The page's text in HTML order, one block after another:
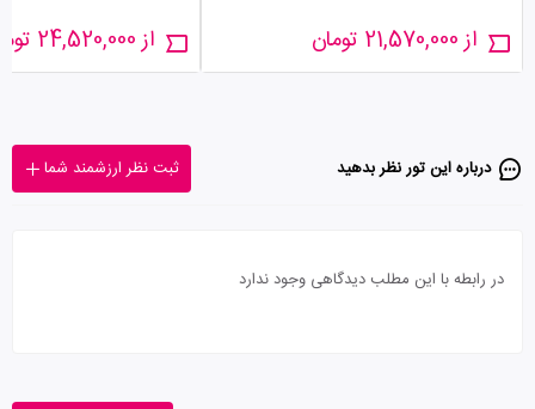
از 21,570,000 تومان از 24,520,000 تومان
درباره این تور‌ نظر بدهید ثبت نظر ارزشمند شما
در رابطه با این مطلب دیدگاهی وجود ندارد